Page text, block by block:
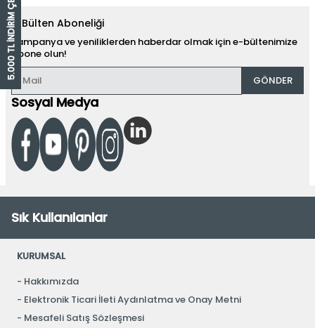
5.000 TL İNDİRİM ÇEKİE-Bülten Aboneliği
Kampanya ve yeniliklerden haberdar olmak için e-bültenimize
abone olun!
GÖNDER
Sosyal Medya
Sık Kullanılanlar
KURUMSAL
Hakkımızda
Elektronik Ticari İleti Aydınlatma ve Onay Metni
Mesafeli Satış Sözleşmesi